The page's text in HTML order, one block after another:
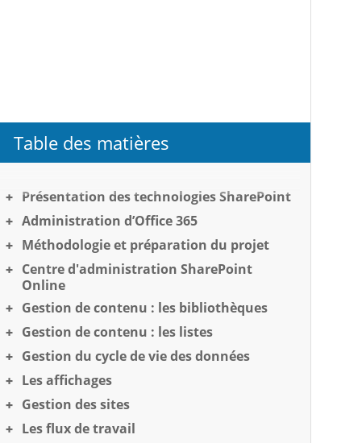
Table des matières
Présentation des technologies SharePoint
Administration d’Office 365
Méthodologie et préparation du projet
Centre d'administration SharePoint
Online
Gestion de contenu : les bibliothèques
Gestion de contenu : les listes
Gestion du cycle de vie des données
Les affichages
Gestion des sites
Les flux de travail